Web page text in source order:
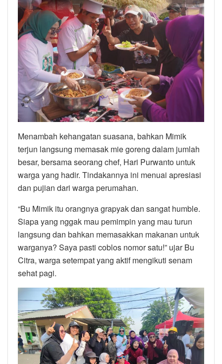
Menambah kehangatan suasana, bahkan Mimik
terjun langsung memasak mie goreng dalam jumlah
besar, bersama seorang chef, Hari Purwanto untuk
warga yang hadir. Tindakannya ini menuai apresiasi
dan pujian dari warga perumahan.
“Bu Mimik itu orangnya grapyak dan sangat humble.
Siapa yang nggak mau pemimpin yang mau turun
langsung dan bahkan memasakkan makanan untuk
warganya? Saya pasti coblos nomor satu!” ujar Bu
Citra, warga setempat yang aktif mengikuti senam
sehat pagi.